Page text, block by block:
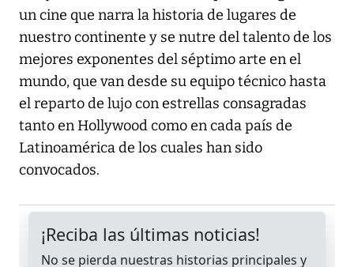
un cine que narra la historia de lugares de
nuestro continente y se nutre del talento de los
mejores exponentes del séptimo arte en el
mundo, que van desde su equipo técnico hasta
el reparto de lujo con estrellas consagradas
tanto en Hollywood como en cada país de
Latinoamérica de los cuales han sido
convocados.